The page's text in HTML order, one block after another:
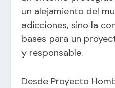
un alejamiento del
adicciones, sino la
bases para un
y responsable.
Desde Proyecto